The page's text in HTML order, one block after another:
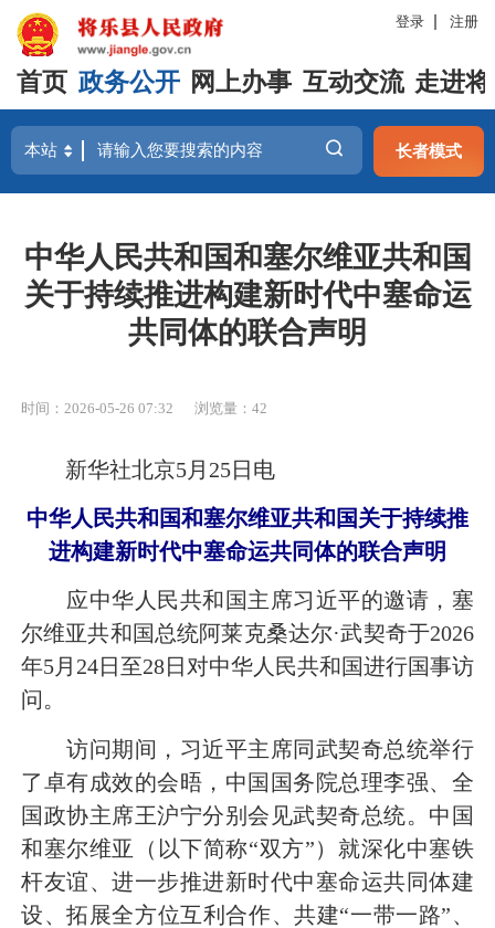
登录 注册
首页 政务公开 网上办事 互动交流 走进
长者模式
中华人民共和国和塞尔维亚共和国
关于持续推进构建新时代中塞命运
共同体的联合声明
时间：2026-05-26 07:32 浏览量：42
新华社北京5月25日电
中华人民共和国和塞尔维亚共和国关于持续推
进构建新时代中塞命运共同体的联合声明
应中华人民共和国主席习近平的邀请，塞
尔维亚共和国总统阿莱克桑达尔·武契奇于2026
年5月24日至28日对中华人民共和国进行国事访
问。
访问期间，习近平主席同武契奇总统举行
了卓有成效的会晤， 中国国务院总理李强、全
国政协主席王沪宁分别会见武契奇总统。中国
和塞尔维亚（以下简称“双方”）就深化中塞铁
杆友谊、进一步推进新时代中塞命运共同体建
设、拓展全方位互利合作、共建“一带一路”、